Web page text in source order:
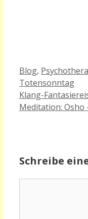
Kategorien
Blog,
Totensonntag
Klang-
Meditation: Osho
Schreibe